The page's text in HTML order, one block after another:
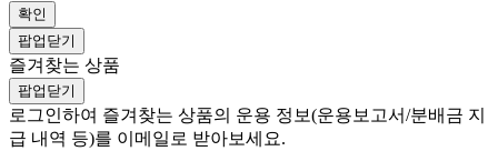
확인
팝업닫기
즐겨찾는 상품
팝업닫기
로그인하여 즐겨찾는 상품의 운용 정보(운용보고서/분배금 지
급 내역 등)를 이메일로 받아보세요.